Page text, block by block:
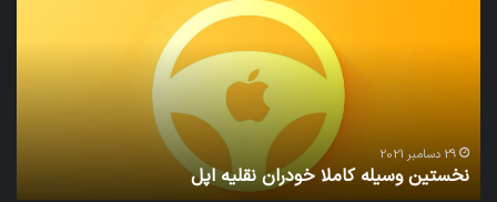
29 دسامبر 2021
نخستین وسیله کاملا خودران نقلیه اپل